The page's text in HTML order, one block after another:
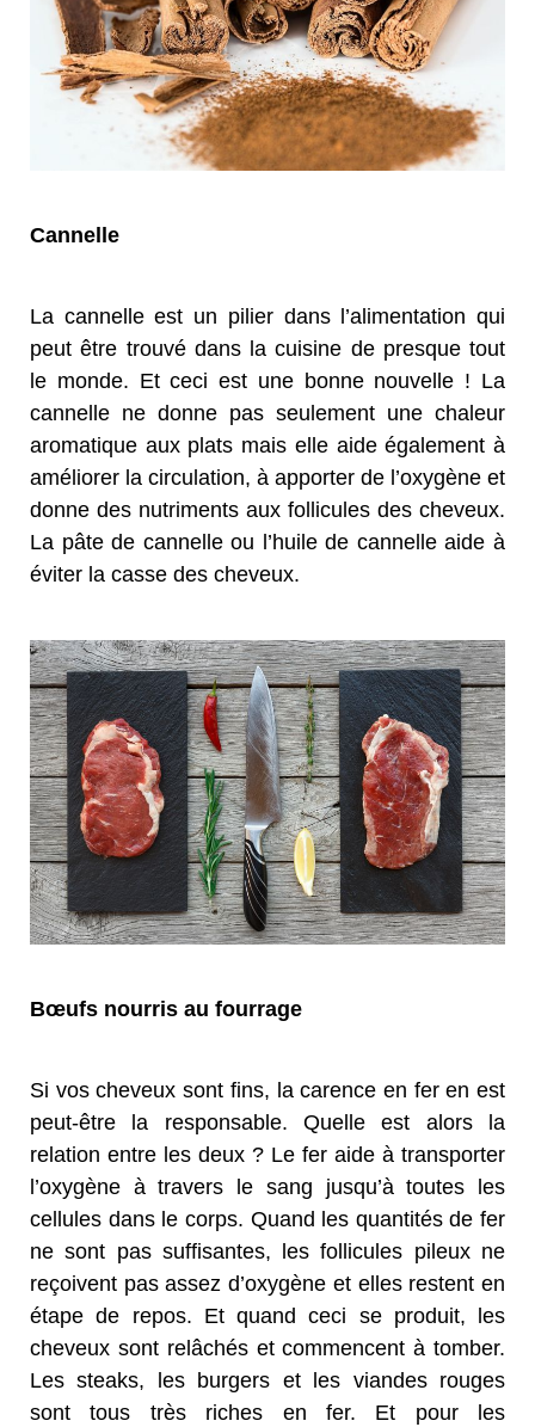
Cannelle
La cannelle est un pilier dans l’alimentation qui
peut être trouvé dans la cuisine de presque tout
le monde. Et ceci est une bonne nouvelle ! La
cannelle ne donne pas seulement une chaleur
aromatique aux plats mais elle aide également à
améliorer la circulation, à apporter de l’oxygène et
donne des nutriments aux follicules des cheveux.
La pâte de cannelle ou l’huile de cannelle aide à
éviter la casse des cheveux.
Bœufs nourris au fourrage
Si vos cheveux sont fins, la carence en fer en est
peut-être la responsable. Quelle est alors la
relation entre les deux ? Le fer aide à transporter
l’oxygène à travers le sang jusqu’à toutes les
cellules dans le corps. Quand les quantités de fer
ne sont pas suffisantes, les follicules pileux ne
reçoivent pas assez d’oxygène et elles restent en
étape de repos. Et quand ceci se produit, les
cheveux sont relâchés et commencent à tomber.
Les steaks, les burgers et les viandes rouges
sont tous très riches en fer. Et pour les